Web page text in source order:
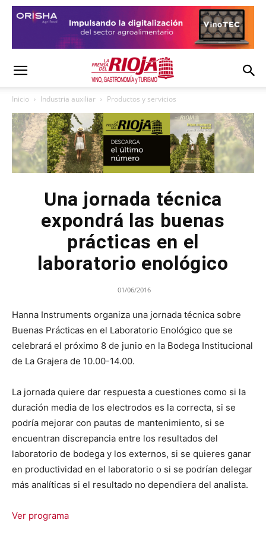
Inicio Industria auxiliar Productos y servicios
Una jornada técnica
expondrá las buenas
prácticas en el
laboratorio enológico
01/06/2016
Hanna Instruments organiza una jornada técnica sobre
Buenas Prácticas en el Laboratorio Enológico que se
celebrará el próximo 8 de junio en la Bodega Institucional
de La Grajera de 10.00-14.00.
La jornada quiere dar respuesta a cuestiones como si la
duración media de los electrodos es la correcta, si se
podría mejorar con pautas de mantenimiento, si se
encuentran discrepancia entre los resultados del
laboratorio de bodega y los externos, si se quieres ganar
en productividad en el laboratorio o si se podrían delegar
más analíticas si el resultado no dependiera del analista.
Ver programa